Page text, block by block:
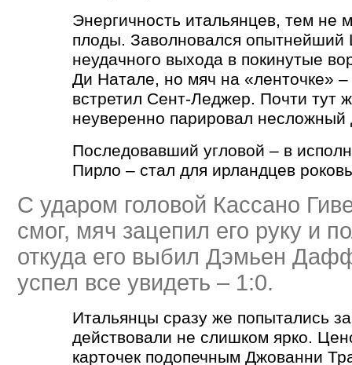
Энергичность итальянцев, тем не
плоды. Заволновался опытнейший
неудачного выхода в покинутые
Ди Натале, но мяч на «ленточке»
встретил Сент-Леджер. Почти тут
неуверенно парировал несложный
Последовавший угловой – в
Пирло – стал для ирландцев
С ударом головой Кассано
смог, мяч зацепил его руку и
откуда его выбил Дэмьен
успел все увидеть – 1:0.
Итальянцы сразу же попытались
действовали не слишком ярко.
карточек подопечным Джованни